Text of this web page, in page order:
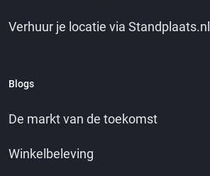
Verhuur je locatie via Standplaats.nl
Blogs
De markt van de toekomst
Winkelbeleving